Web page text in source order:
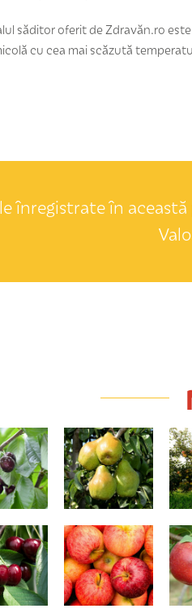
săditor oferit de Zdravăn.ro
cu cea mai scăzută
înregistrate în
Cikalov Novembra
Royal Gala